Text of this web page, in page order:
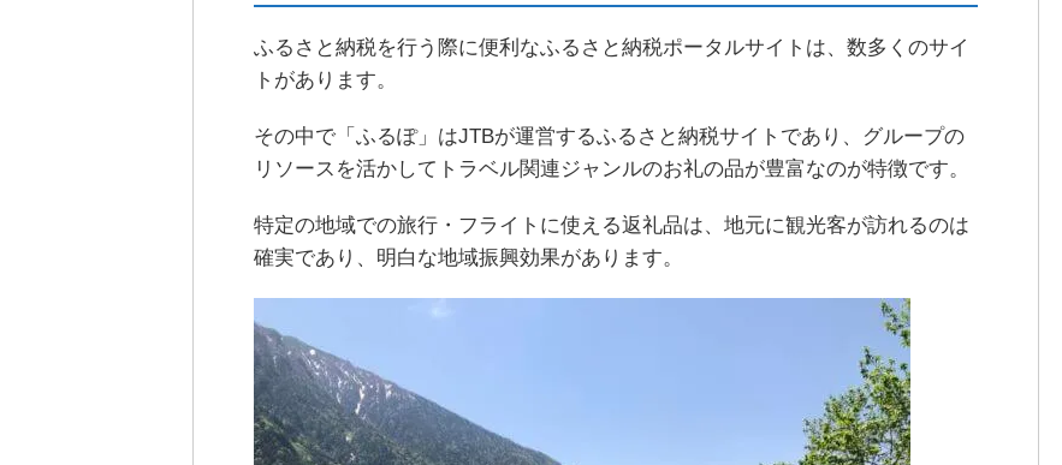
ふるさと納税を行う際に便利なふるさと納税ポータルサイトは、数多くのサイ
トがあります。
その中で「ふるぽ」はJTBが運営するふるさと納税サイトであり、グループの
リソースを活かしてトラベル関連ジャンルのお礼の品が豊富なのが特徴です。
特定の地域での旅行・フライトに使える返礼品は、地元に観光客が訪れるのは
確実であり、明白な地域振興効果があります。